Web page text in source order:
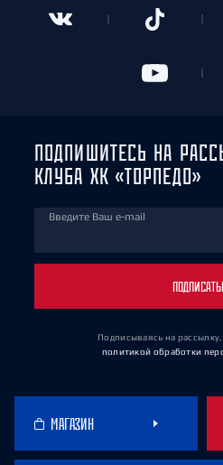
ПОДПИШИТЕСЬ НА
КЛУБА ХК «ТОРПЕДО»
Введите Ваш e-mail
Подписываясь на
политикой обработки
МАГАЗИН